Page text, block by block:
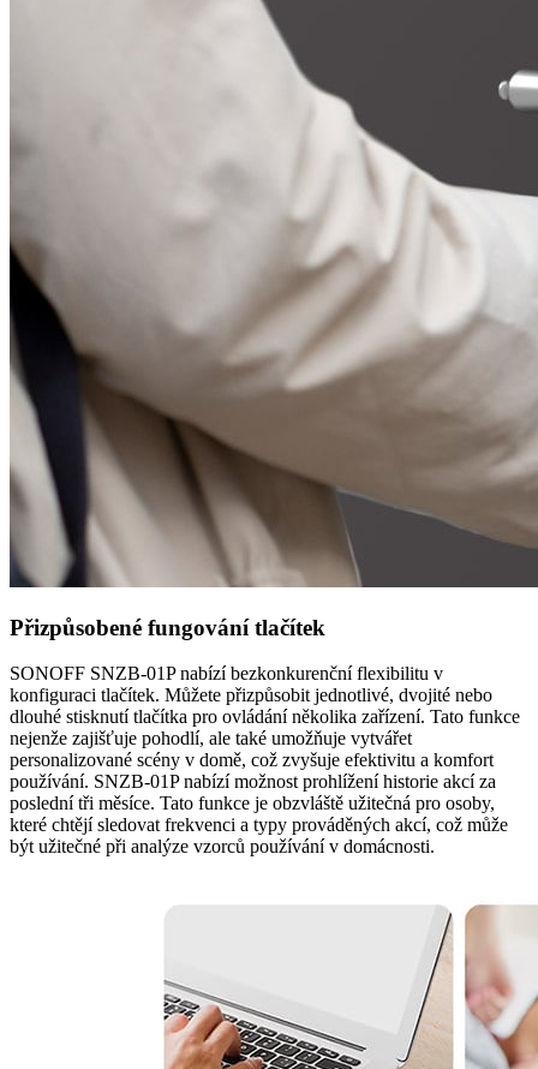
Přizpůsobené fungování tlačítek
SONOFF SNZB-01P nabízí bezkonkurenční flexibilitu v
konfiguraci tlačítek. Můžete přizpůsobit jednotlivé, dvojité nebo
dlouhé stisknutí tlačítka pro ovládání několika zařízení. Tato funkce
nejenže zajišťuje pohodlí, ale také umožňuje vytvářet
personalizované scény v domě, což zvyšuje efektivitu a komfort
používání. SNZB-01P nabízí možnost prohlížení historie akcí za
poslední tři měsíce. Tato funkce je obzvláště užitečná pro osoby,
které chtějí sledovat frekvenci a typy prováděných akcí, což může
být užitečné při analýze vzorců používání v domácnosti.